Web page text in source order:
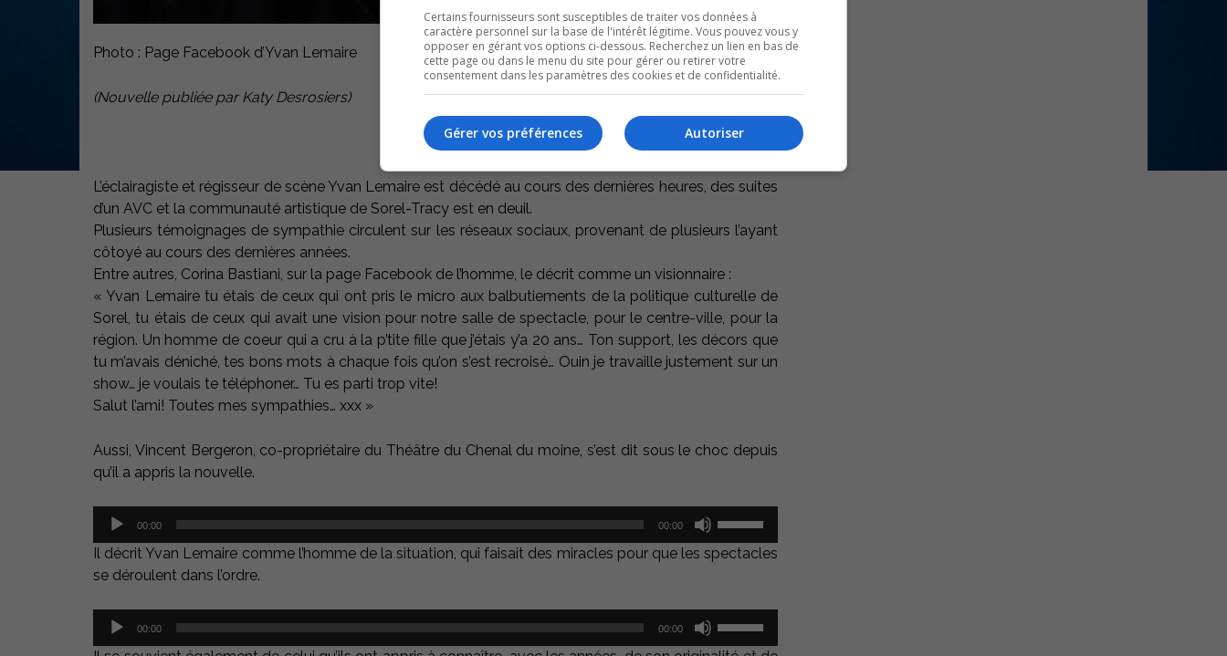
Photo : Page Facebook d’Yvan Lemaire
(Nouvelle publiée par Katy Desrosiers)
L’éclairagiste et régisseur de scène Yvan Lemaire est décédé au cours des dernières heures, des suites
d’un AVC et la communauté artistique de Sorel-Tracy est en deuil.
Plusieurs témoignages de sympathie circulent sur les réseaux sociaux, provenant de plusieurs l’ayant
côtoyé au cours des dernières années.
Entre autres, Corina Bastiani, sur la page Facebook de l’homme, le décrit comme un visionnaire :
« Yvan Lemaire tu étais de ceux qui ont pris le micro aux balbutiements de la politique culturelle de
Sorel, tu étais de ceux qui avait une vision pour notre salle de spectacle, pour le centre-ville, pour la
région. Un homme de coeur qui a cru à la p’tite fille que j’étais y’a 20 ans… Ton support, les décors que
tu m’avais déniché, tes bons mots à chaque fois qu’on s’est recroisé… Ouin je travaille justement sur un
show… je voulais te téléphoner… Tu es parti trop vite!
Salut l’ami! Toutes mes sympathies… xxx »
Aussi, Vincent Bergeron, co-propriétaire du Théâtre du Chenal du moine, s’est dit sous le choc depuis
qu’il a appris la nouvelle.
Lecteur
audio
00:00 00:00
les
flèches
augmenter
ou
diminuer
Il décrit Yvan Lemaire comme l’homme de la situation, qui faisait des miracles pour que les spectacles
se déroulent dans l’ordre.
Lecteur
audio
00:00 00:00
les
Certains fournisseurs sont susceptibles de traiter vos données à
caractère personnel sur la base de l'intérêt légitime. Vous pouvez vous y
opposer en gérant vos options ci-dessous. Recherchez un lien en bas de
cette page ou dans le menu du site pour gérer ou retirer votre
consentement dans les paramètres des cookies et de confidentialité.
Autoriser
Gérer vos préférences